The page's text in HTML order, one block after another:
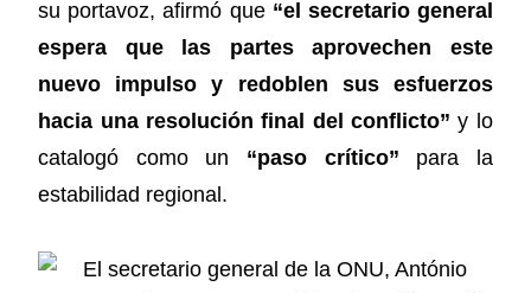
su portavoz, afirmó que “el secretario general
espera que las partes aprovechen este
nuevo impulso y redoblen sus esfuerzos
hacia una resolución final del conflicto” y lo
catalogó como un “paso crítico” para la
estabilidad regional.